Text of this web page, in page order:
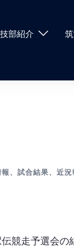
部紹介
、 試合結果、 近況
競走予選会の